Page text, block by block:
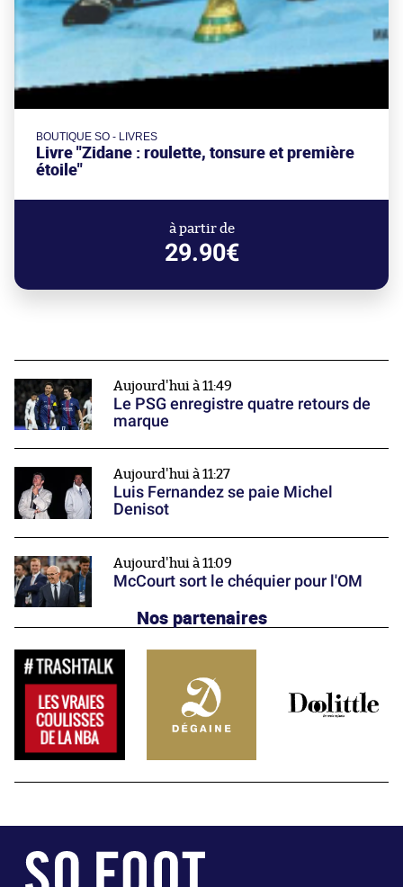
BOUTIQUE SO - LIVRES
Livre "Zidane : roulette, tonsure et première
étoile"
à partir de
29.90€
Aujourd'hui à 11:49
Le PSG enregistre quatre retours de
marque
Aujourd'hui à 11:27
Luis Fernandez se paie Michel
Denisot
Aujourd'hui à 11:09
McCourt sort le chéquier pour l'OM
Nos partenaires